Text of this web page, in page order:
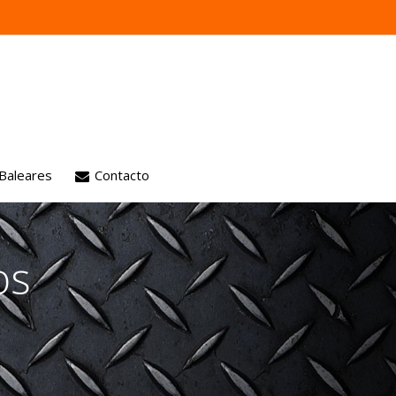
Contacto